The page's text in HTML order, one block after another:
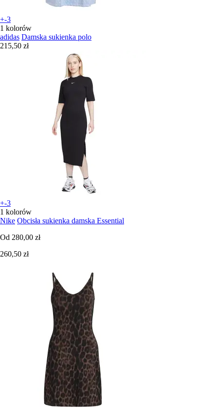
+-3
1 kolorów
adidas Damska sukienka polo
215,50 zł
+-3
1 kolorów
Nike Obcisła sukienka damska Essential
Od 280,00 zł
260,50 zł